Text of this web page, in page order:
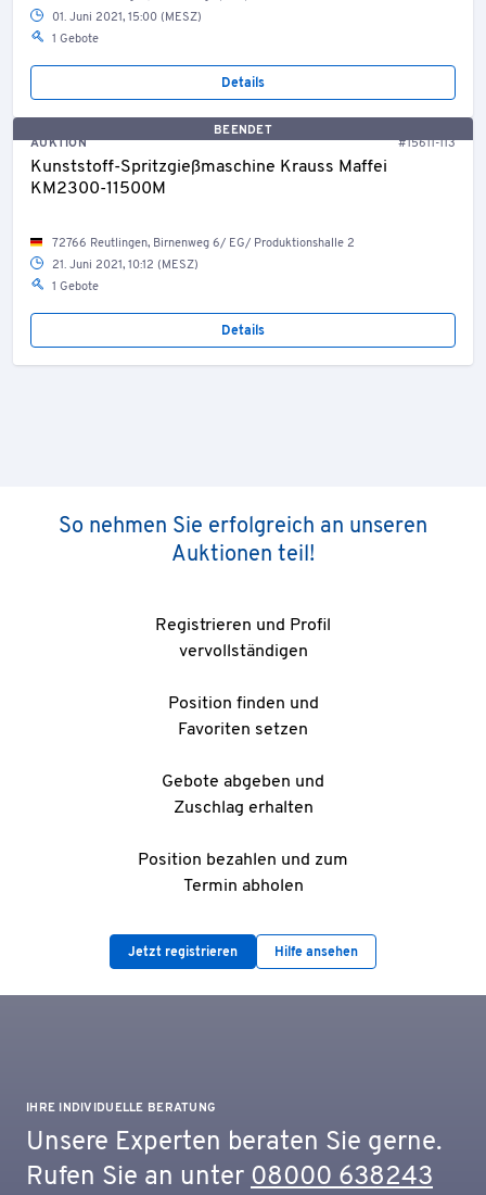
01. Juni 2021, 15:00 (MESZ)
1 Gebote
Details
BEENDET
AUKTION
#15611-113
Kunststoff-Spritzgießmaschine Krauss Maffei
KM2300-11500M
72766 Reutlingen, Birnenweg 6/ EG/ Produktionshalle 2
21. Juni 2021, 10:12 (MESZ)
1 Gebote
Details
So nehmen Sie erfolgreich an unseren
Auktionen teil!
Registrieren und Profil
vervollständigen
Position finden und
Favoriten setzen
Gebote abgeben und
Zuschlag erhalten
Position bezahlen und zum
Termin abholen
Jetzt registrieren Hilfe ansehen
IHRE INDIVIDUELLE BERATUNG
Unsere Experten beraten Sie gerne.
Rufen Sie an unter 08000 638243